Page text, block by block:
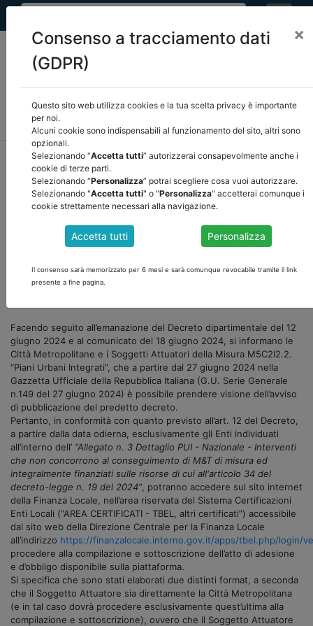
MEF FINANZA LOCALE/OSSERVATORIO
NORMATIVA
CORTE DEI CONTI E GIURISPRUDENZA
home documenti pubblici
finanza locale/osservatorio
/torna indietro
DOCUMENTI PUBBLICI
GIUGNO 2023, CON DEFINIZIONE DELLE FONTI
DI FINANZIAMENTO PUI - PNRR E PUI -
Facendo seguito all’emanazione del Decreto dipartimentale del 12
giugno 2024 e al comunicato del 18 giugno 2024, si informano le
Città Metropolitane e i Soggetti Attuatori della Misura M5C2I2.2.
“Piani Urbani Integrati”, che a partire dal 27 giugno 2024 nella
Gazzetta Ufficiale della Repubblica Italiana (G.U. Serie Generale
n.149 del 27 giugno 2024) è possibile prendere visione dell’avviso
di pubblicazione del predetto decreto.
Pertanto, in conformità con quanto previsto all’art. 12 del Decreto,
a partire dalla data odierna, esclusivamente gli Enti individuati
all’interno dell’ “Allegato n. 3 Dettaglio PUI - Nazionale - Interventi
che non concorrono al conseguimento di M&T di misura ed
integralmente finanziati sulle risorse di cui all'articolo 34 del
decreto-legge n. 19 del 2024” , potranno accedere sul sito internet
della Finanza Locale, nell’area riservata del Sistema Certificazioni
Enti Locali (“AREA CERTIFICATI - TBEL, altri certificati”) accessibile
dal sito web della Direzione Centrale per la Finanza Locale
all’indirizzo https://finanzalocale.interno.gov.it/apps/tbel.php/login/
procedere alla compilazione e sottoscrizione dell’atto di adesione
e d’obbligo disponibile sulla piattaforma.
Si specifica che sono stati elaborati due distinti format, a seconda
che il Soggetto Attuatore sia direttamente la Città Metropolitana
(e in tal caso dovrà procedere esclusivamente quest’ultima alla
compilazione e sottoscrizione), ovvero che il Soggetto Attuatore
Consenso a tracciamento dati
(GDPR)
×
Questo sito web utilizza cookies e la tua scelta privacy è importante
per noi.
Alcuni cookie sono indispensabili al funzionamento del sito, altri sono
opzionali.
Selezionando “Accetta tutti” autorizzerai consapevolmente anche i
cookie di terze parti.
Selezionando “Personalizza” potrai scegliere cosa vuoi autorizzare.
Selezionando "Accetta tutti" o "Personalizza" accetterai comunque i
cookie strettamente necessari alla navigazione.
Accetta tutti Personalizza
Il consenso sarà memorizzato per 6 mesi e sarà comunque revocabile tramite il link
presente a fine pagina.